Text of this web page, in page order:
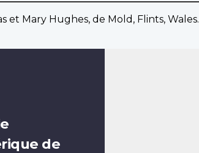
et Mary Hughes, de Mold, Flints, Wales.
de